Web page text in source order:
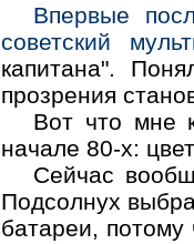
Впервые
советский
капитана".
прозрения
Вот что мне
начале 80-х:
Сейчас
Подсолнух
батареи, потому